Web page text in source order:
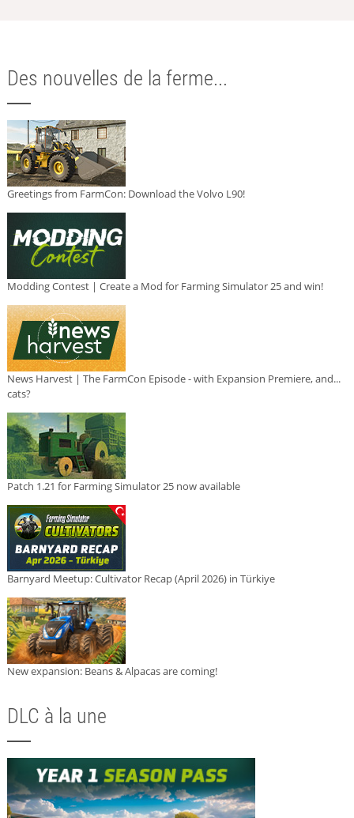
Des nouvelles de la ferme...
Greetings from FarmCon: Download the Volvo L90!
Modding Contest | Create a Mod for Farming Simulator 25 and win!
News Harvest | The FarmCon Episode - with Expansion Premiere, and...
cats?
Patch 1.21 for Farming Simulator 25 now available
Barnyard Meetup: Cultivator Recap (April 2026) in Türkiye
New expansion: Beans & Alpacas are coming!
DLC à la une